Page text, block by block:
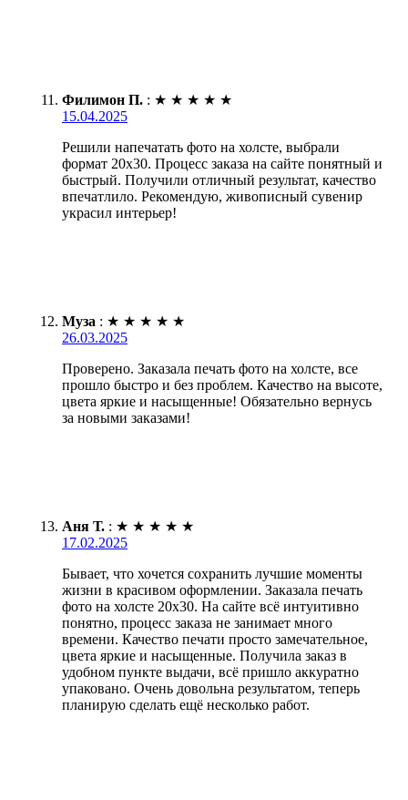
Филимон П. : ★ ★ ★ ★ ★
15.04.2025
Решили напечатать фото на холсте, выбрали
формат 20х30. Процесс заказа на сайте понятный и
быстрый. Получили отличный результат, качество
впечатлило. Рекомендую, живописный сувенир
украсил интерьер!
Муза : ★ ★ ★ ★ ★
26.03.2025
Проверено. Заказала печать фото на холсте, все
прошло быстро и без проблем. Качество на высоте,
цвета яркие и насыщенные! Обязательно вернусь
за новыми заказами!
Аня Т. : ★ ★ ★ ★ ★
17.02.2025
Бывает, что хочется сохранить лучшие моменты
жизни в красивом оформлении. Заказала печать
фото на холсте 20х30. На сайте всё интуитивно
понятно, процесс заказа не занимает много
времени. Качество печати просто замечательное,
цвета яркие и насыщенные. Получила заказ в
удобном пункте выдачи, всё пришло аккуратно
упаковано. Очень довольна результатом, теперь
планирую сделать ещё несколько работ.